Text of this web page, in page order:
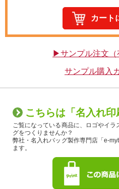
▶サンプル注文（
サンプル購入
こちらは「名入れ印
ご覧になっている商品に、ロゴやイ
グをつくりませんか？
弊社・名入れバッグ製作専門店「e-
ます。